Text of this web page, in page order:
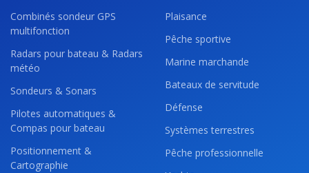
Combinés sondeur GPS
multifonction
Radars pour bateau & Radars
météo
Sondeurs & Sonars
Pilotes automatiques &
Compas pour bateau
Positionnement &
Cartographie
Plaisance
Pêche sportive
Marine marchande
Bateaux de servitude
Défense
Systèmes terrestres
Pêche professionnelle